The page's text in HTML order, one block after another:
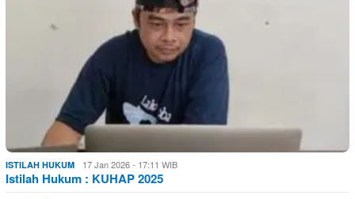
ISTILAH HUKUM 17 Jan 2026 - 17:11 WIB
Istilah Hukum : KUHAP 2025